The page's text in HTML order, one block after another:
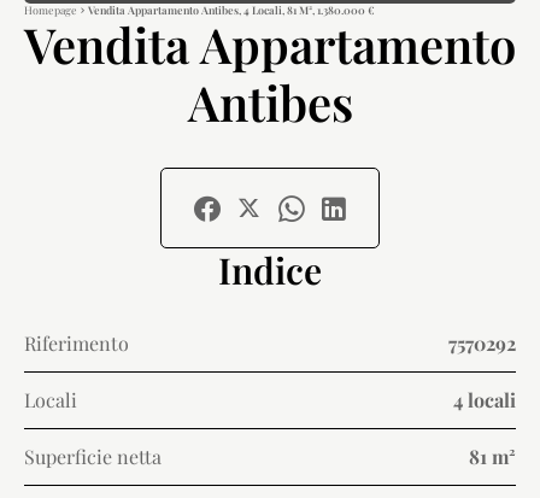
Homepage Vendita Appartamento Antibes, 4 Locali, 81 M², 1.380.000 €
Vendita Appartamento
Antibes
Indice
Riferimento 7570292
Locali 4 locali
Superficie netta 81 m²